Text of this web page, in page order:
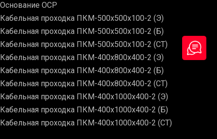
Основание ОСР
Кабельная проходка ПКМ-500х500х100-2 (Э)
Кабельная проходка ПКМ-500х500х100-2 (Б)
Кабельная проходка ПКМ-500х500х100-2 (СТ)
Кабельная проходка ПКМ-400х800х400-2 (Э)
Кабельная проходка ПКМ-400х800х400-2 (Б)
Кабельная проходка ПКМ-400х800х400-2 (СТ)
Кабельная проходка ПКМ-400х1000х400-2 (Э)
Кабельная проходка ПКМ-400х1000х400-2 (Б)
Кабельная проходка ПКМ-400х1000х400-2 (СТ)